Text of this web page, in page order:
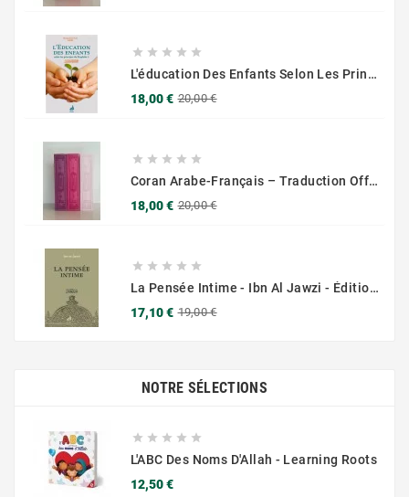
    
L'éducation Des Enfants Selon Les Principes Du Prophète Sws
18,00 € 20,00 €
    
Coran Arabe-Français – Traduction Officielle (14x20 Cm ) – Couverture Daim Luxees Dorées
18,00 € 20,00 €
    
La Pensée Intime - Ibn Al Jawzi - Éditions Chama (Al Azhar)
17,10 € 19,00 €
NOTRE SÉLECTIONS
    
L'ABC Des Noms D'Allah - Learning Roots
12,50 €Prix